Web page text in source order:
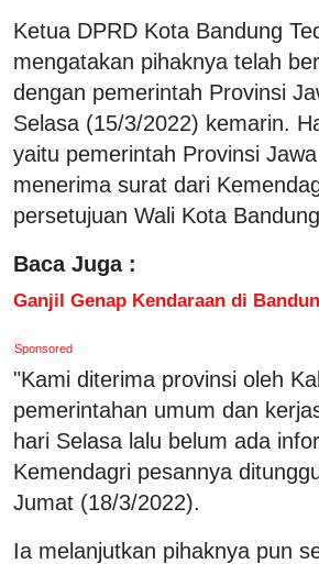
Ketua DPRD Kota Bandung
mengatakan pihaknya telah
dengan pemerintah Provinsi
Selasa (15/3/2022) kemarin.
yaitu pemerintah Provinsi
menerima surat dari
persetujuan Wali Kota
Baca Juga :
Ganjil Genap Kendaraan di
Sponsored
"Kami diterima provinsi oleh
pemerintahan umum dan
hari Selasa lalu belum ada
Kemendagri pesannya
Jumat (18/3/2022).
Ia melanjutkan pihaknya pun